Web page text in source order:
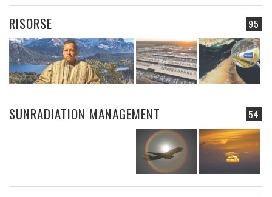
95
RISORSE
54
SUNRADIATION MANAGEMENT